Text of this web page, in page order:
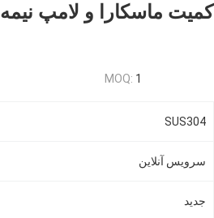
ماسکارا و لامپ نیمه
MOQ: 1
SUS304
سرویس آنلاین
جدید